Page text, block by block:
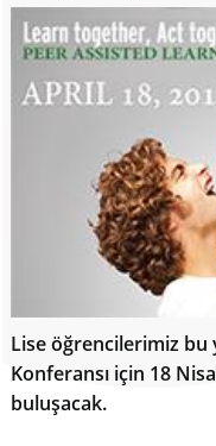
Lise öğrencilerimiz bu
Konferansı için 18
buluşacak.